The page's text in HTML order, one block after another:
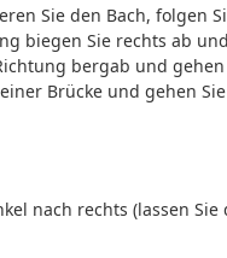
Sie den Bach, folgen
biegen Sie rechts ab
bergab und gehen
Brücke und gehen
nach rechts (lassen Sie